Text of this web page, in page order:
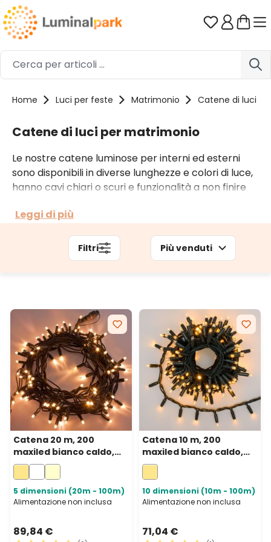
Passa al contenuto principale Hai 0
Home Luci per feste Matrimonio Catene di luci
Catene di luci per matrimonio
Le nostre catene luminose per interni ed esterni
sono disponibili in diverse lunghezze e colori di luce,
hanno cavi chiari o scuri e funzionalità a non finire
accessori. A seconda del contesto di utilizzo puoi
Leggi di più
Filtri Più venduti
Catena 20 m, 200
maxiled bianco caldo,
cavo verde,
prolungabile, IP67
5 dimensioni (20m - 100m)
Alimentazione non inclusa
89,84 €
Catena 10 m, 200
maxiled bianco caldo,
cavo verde,
prolungabile, IP67
10 dimensioni (10m - 100m)
Alimentazione non inclusa
71,04 €